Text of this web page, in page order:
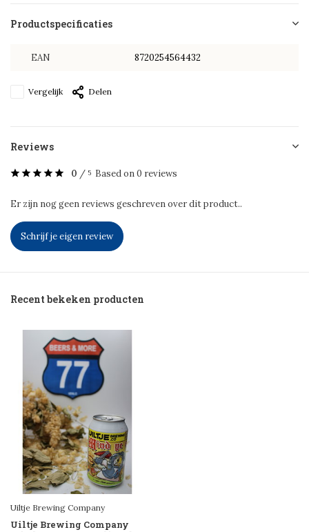
Productspecificaties
EAN 8720254564432
Vergelijk Delen
Reviews
0 / 5 Based on 0 reviews
Er zijn nog geen reviews geschreven over dit product..
Schrijf je eigen review
Recent bekeken producten
Uiltje Brewing Company
Uiltje Brewing Company